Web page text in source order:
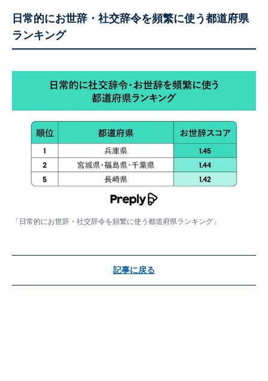
日常的にお世辞・社交辞令を頻繁に使う都道府県
ランキング
「日常的にお世辞・社交辞令を頻繁に使う都道府県ランキング」
記事に戻る